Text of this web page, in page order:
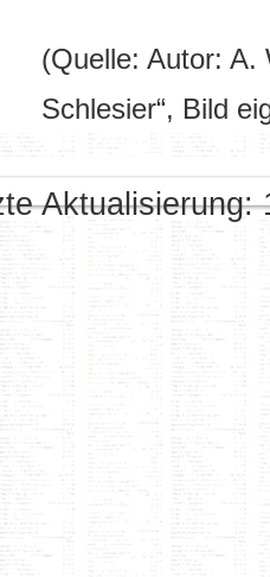
(Quelle: Autor: A.
Schlesier“, Bild
Aktualisierung: